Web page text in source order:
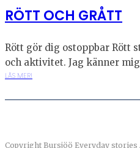
RÖTT OCH GRÅTT
Rött gör dig ostoppbar Rött
och aktivitet. Jag känner
LÄS MER!
Copyright Bursjöö Everyday stories